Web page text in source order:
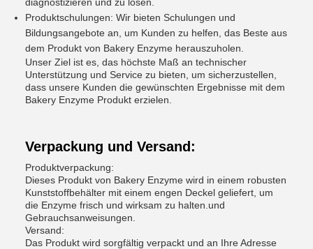
Produktschulungen: Wir bieten Schulungen und
Bildungsangebote an, um Kunden zu helfen, das Beste aus
dem Produkt von Bakery Enzyme herauszuholen.
Unser Ziel ist es, das höchste Maß an technischer
Unterstützung und Service zu bieten, um sicherzustellen,
dass unsere Kunden die gewünschten Ergebnisse mit dem
Bakery Enzyme Produkt erzielen.
Verpackung und Versand:
Produktverpackung:
Dieses Produkt von Bakery Enzyme wird in einem robusten
Kunststoffbehälter mit einem engen Deckel geliefert, um
die Enzyme frisch und wirksam zu halten.und
Gebrauchsanweisungen.
Versand:
Das Produkt wird sorgfältig verpackt und an Ihre Adresse